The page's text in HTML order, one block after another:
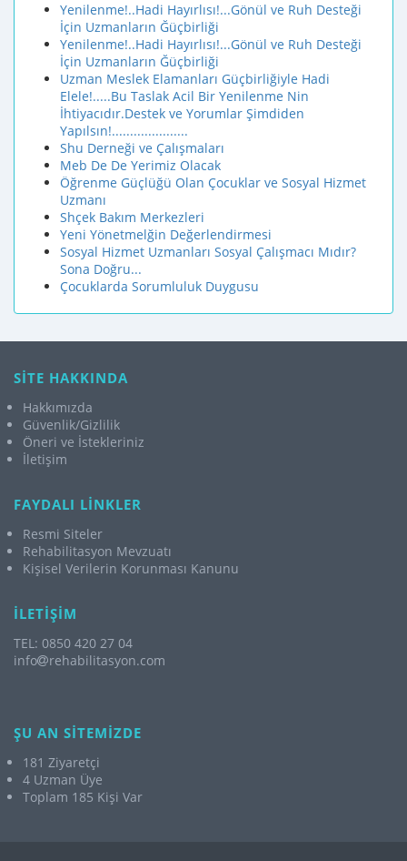
Yenilenme!..Hadi Hayırlısı!...Gönül ve Ruh Desteği
İçin Uzmanların Ğüçbirliği
Yenilenme!..Hadi Hayırlısı!...Gönül ve Ruh Desteği
İçin Uzmanların Ğüçbirliği
Uzman Meslek Elamanları Güçbirliğiyle Hadi
Elele!.....Bu Taslak Acil Bir Yenilenme Nin
İhtiyacıdır.Destek ve Yorumlar Şimdiden
Yapılsın!.....................
Shu Derneği ve Çalışmaları
Meb De De Yerimiz Olacak
Öğrenme Güçlüğü Olan Çocuklar ve Sosyal Hizmet
Uzmanı
Shçek Bakım Merkezleri
Yeni Yönetmelğin Değerlendirmesi
Sosyal Hizmet Uzmanları Sosyal Çalışmacı Mıdır?
Sona Doğru...
Çocuklarda Sorumluluk Duygusu
SİTE HAKKINDA
Hakkımızda
Güvenlik/Gizlilik
Öneri ve İstekleriniz
İletişim
FAYDALI LİNKLER
Resmi Siteler
Rehabilitasyon Mevzuatı
Kişisel Verilerin Korunması Kanunu
İLETİŞİM
TEL: 0850 420 27 04
info
rehabilitasyon.com
ŞU AN SİTEMİZDE
181 Ziyaretçi
4 Uzman Üye
Toplam 185 Kişi Var